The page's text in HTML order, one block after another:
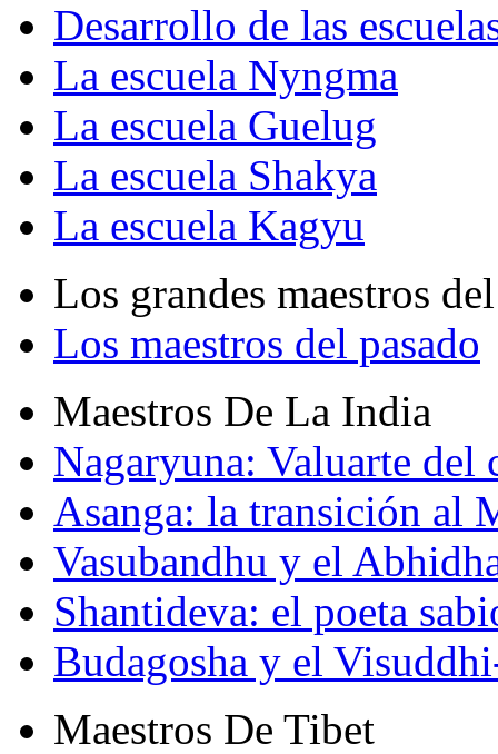
Desarrollo de las
La escuela Nyngma
La escuela Guelug
La escuela Shakya
La escuela Kagyu
Los grandes maestros
Los maestros del pasado
Maestros De La India
Nagaryuna: Valuarte del
Asanga: la transición al
Vasubandhu y el
Shantideva: el poeta
Budagosha y el
Maestros De Tibet